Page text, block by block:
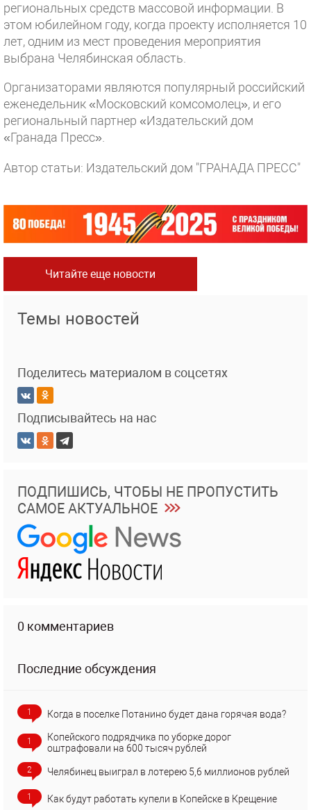
региональных средств массовой информации. В
этом юбилейном году, когда проекту исполняется 10
лет, одним из мест проведения мероприятия
выбрана Челябинская область.
Организаторами являются популярный российский
еженедельник «Московский комсомолец», и его
региональный партнер «Издательский дом
«Гранада Пресс».
Автор статьи: Издательский дом "ГРАНАДА ПРЕСС"
Читайте еще новости
Темы новостей
Поделитесь материалом в соцсетях
Подписывайтесь на нас
ПОДПИШИСЬ, ЧТОБЫ НЕ ПРОПУСТИТЬ
САМОЕ АКТУАЛЬНОЕ
0 комментариев
Последние обсуждения
1 Когда в поселке Потанино будет дана горячая вода?
1
Копейского подрядчика по уборке дорог
оштрафовали на 600 тысяч рублей
2 Челябинец выиграл в лотерею 5,6 миллионов рублей
1 Как будут работать купели в Копейске в Крещение